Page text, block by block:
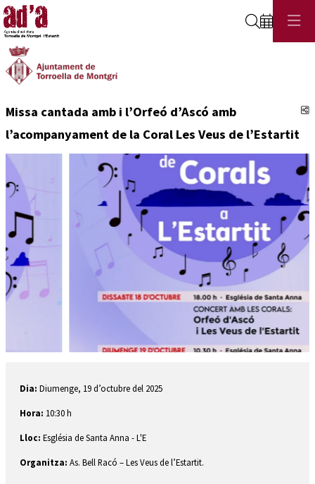
Cerca
Missa cantada amb i l’Orfeó d’Ascó amb
l’acompanyament de la Coral Les Veus de l’Estartit
Dia: Diumenge, 19 d’octubre del 2025
Hora: 10:30 h
Lloc: Església de Santa Anna - L'E
Organitza: As. Bell Racó – Les Veus de l’Estartit.